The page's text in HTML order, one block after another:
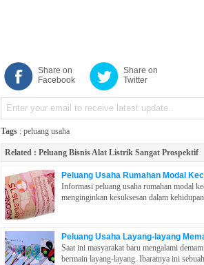
Share on
Facebook
Share on
Twitter
Tags : peluang usaha
Related : Peluang Bisnis Alat Listrik Sangat Prospektif
Peluang Usaha Rumahan Modal
Informasi peluang usaha rumahan modal
menginginkan kesuksesan dalam
Peluang Usaha Layang-layang
Saat ini masyarakat baru mengalami
bermain layang-layang. Ibaratnya ini